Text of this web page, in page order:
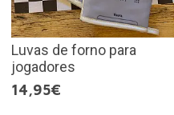
Luvas de forno para
jogadores
14,95€